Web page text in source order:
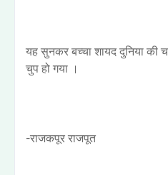
यह सुनकर बच्चा शायद दुनिया
चुप हो गया ।
-राजकपूर राजपूत